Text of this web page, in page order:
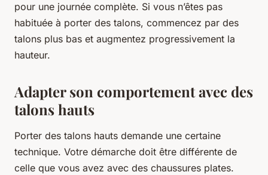
pour une journée complète. Si vous n’êtes pas
habituée à porter des talons, commencez par des
talons plus bas et augmentez progressivement la
hauteur.
Adapter son comportement avec des
talons hauts
Porter des talons hauts demande une certaine
technique. Votre démarche doit être différente de
celle que vous avez avec des chaussures plates.